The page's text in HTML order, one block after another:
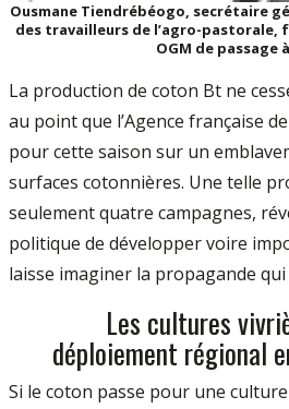
Ousmane Tiendrébéogo, secrétaire
des travailleurs de l’agro-pastorale,
OGM de passage
La production de coton Bt ne
au point que l’Agence française
pour cette saison sur un
surfaces cotonnières. Une telle
seulement quatre campagnes,
politique de développer voire
laisse imaginer la propagande qui
Les cultures
déploiement régional
Si le coton passe pour une